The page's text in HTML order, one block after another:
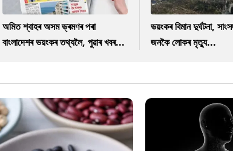
অমিত শ্বাহৰ অসম ভ্ৰমণৰ পৰা
বাংলাদেশৰ ভয়ংকৰ তথ্যলৈ, পুৱাৰ খবৰ...
ভয়ংকৰ বিমান দুৰ্ঘটনা,
জনকৈ লোকৰ মৃত্যু...